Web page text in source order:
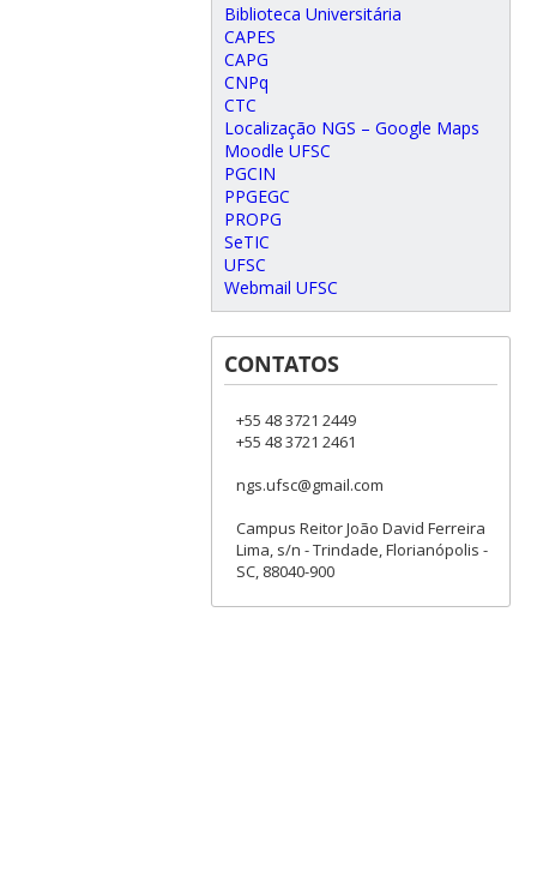
Biblioteca Universitária
CAPES
CAPG
CNPq
CTC
Localização NGS – Google Maps
Moodle UFSC
PGCIN
PPGEGC
PROPG
SeTIC
UFSC
Webmail UFSC
CONTATOS
+55 48 3721 2449
+55 48 3721 2461
ngs.ufsc@gmail.com
Campus Reitor João David Ferreira
Lima, s/n - Trindade, Florianópolis -
SC, 88040-900